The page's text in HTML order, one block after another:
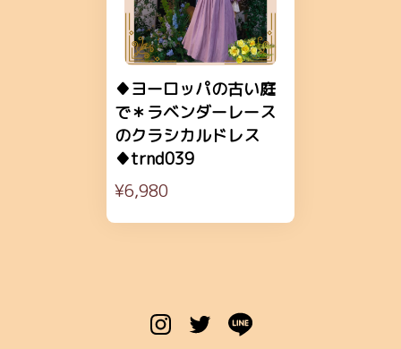
♦ヨーロッパの古い庭
で＊ラベンダーレース
のクラシカルドレス
♦trnd039
¥6,980